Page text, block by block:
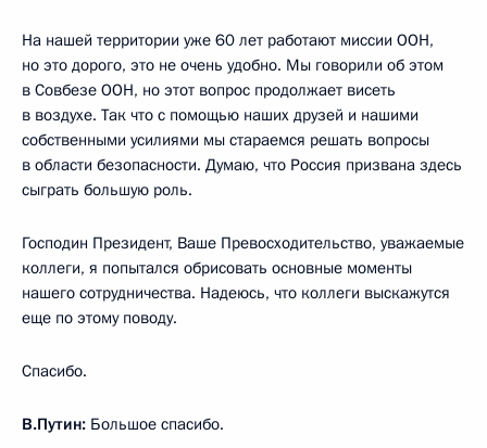
На нашей территории уже 60 лет работают миссии ООН,
но это дорого, это не очень удобно. Мы говорили об этом
в Совбезе ООН, но этот вопрос продолжает висеть
в воздухе. Так что с помощью наших друзей и нашими
собственными усилиями мы стараемся решать вопросы
в области безопасности. Думаю, что Россия призвана здесь
сыграть большую роль.
Господин Президент, Ваше Превосходительство, уважаемые
коллеги, я попытался обрисовать основные моменты
нашего сотрудничества. Надеюсь, что коллеги выскажутся
еще по этому поводу.
Спасибо.
В.Путин: Большое спасибо.